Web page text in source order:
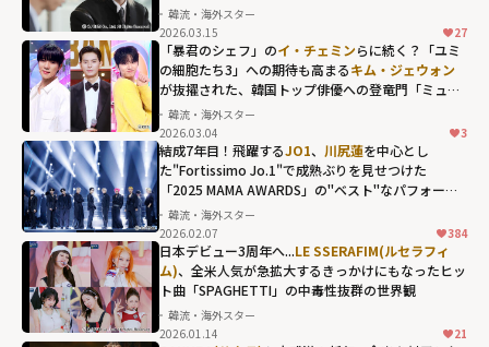
Stray Kidsの天
使、Felix(フィリ
ックス)の貴重な
単独トーク！グ
ローバルスター
へと上り詰め
た"変化"も赤
裸々に告白"
width="304"
height="203"
loading="lazy"
fetchpriority="h
韓流・海外スター
2026.03.15
27
「暴君のシェフ」のイ・チェミンらに続く？「ユミ
の細胞たち3」への期待も高まるキム・ジェウォン
が抜擢された、韓国トップ俳優への登竜門「ミュー
ジックバンク」の歴代MC
韓流・海外スター
2026.03.04
3
結成7年目！飛躍するJO1、 川尻蓮を中心とし
た"Fortissimo Jo.1"で成熟ぶりを見せつけた
「2025 MAMA AWARDS」の"ベスト"なパフォーマ
ンス
韓流・海外スター
2026.02.07
384
日本デビュー3周年へ...LE SSERAFIM(ルセラフィ
ム)、全米人気が急拡大するきっかけにもなったヒッ
ト曲「SPAGHETTI」の中毒性抜群の世界観
韓流・海外スター
2026.01.14
21